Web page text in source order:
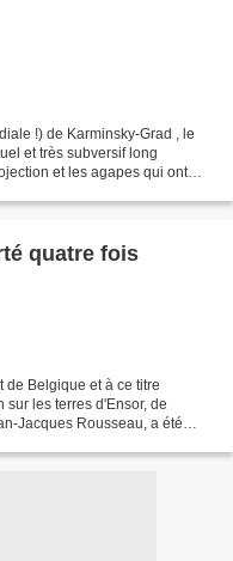
!) de Karminsky-Grad , le
et très subversif long
et les agapes qui ont
quatre fois
Belgique et à ce titre
sur les terres d'Ensor, de
Jacques Rousseau, a été